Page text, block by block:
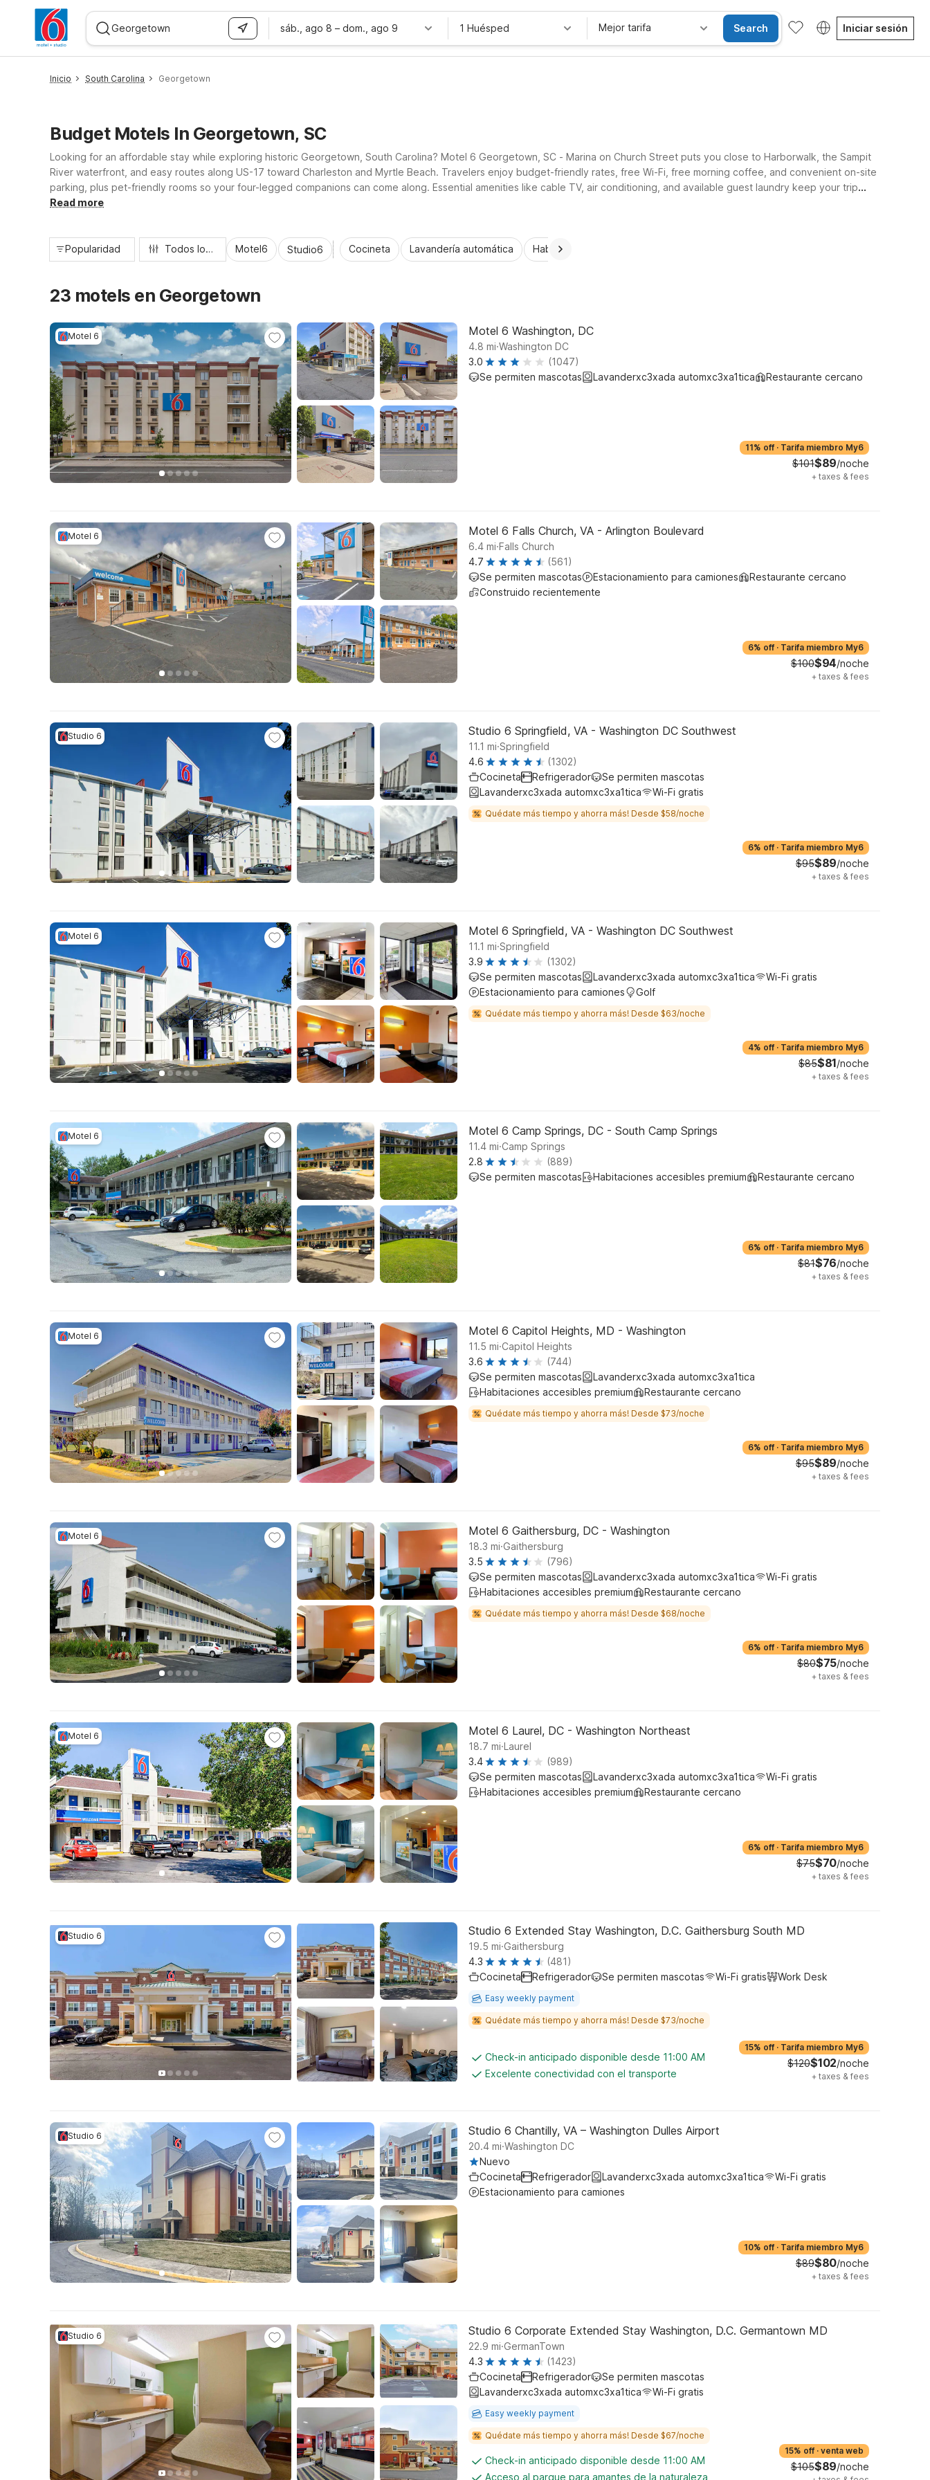
sáb., ago 8 – dom., ago 9 1 Huésped Mejor tarifa Search Iniciar sesión
Inicio South Carolina Georgetown
Budget Motels In Georgetown, SC
Looking for an affordable stay while exploring historic Georgetown, South Carolina? Motel 6 Georgetown, SC - Marina on Church Street puts you close to Harborwalk, the Sampit
River waterfront, and easy routes along US-17 toward Charleston and Myrtle Beach. Travelers enjoy budget-friendly rates, free Wi-Fi, free morning coffee, and convenient on-site
parking, plus pet-friendly rooms so your four-legged companions can come along. Essential amenities like cable TV, air conditioning, and available guest laundry keep your trip
simple and comfortable. Need a longer stay? Consider nearby Studio 6 Extended Stay - Myrtle Beach, SC, offering kitchenettes and extra space.
Read more
Popularidad Todos los filtros Motel6 Studio6 Cocineta Lavandería automática Habitaciones accesibles
23 motels en Georgetown
Motel 6 Motel 6 Washington, DC
4.8 mi.Washington DC
3.0
(1047)
Se permiten mascotas
Lavanderxc3xada automxc3xa1tica Restaurante cercano
11% off · Tarifa miembro My6
$101$89/noche
+ taxes & fees
Motel 6 Motel 6 Falls Church, VA - Arlington Boulevard
6.4 mi.Falls Church
4.7
(561)
Se permiten mascotas
Estacionamiento para camiones
Restaurante cercano
Construido recientemente
6% off · Tarifa miembro My6
$100$94/noche
+ taxes & fees
Studio 6 Studio 6 Springfield, VA - Washington DC Southwest
11.1 mi.Springfield
4.6
(1302)
Cocineta
Refrigerador
Se permiten mascotas
Lavanderxc3xada automxc3xa1tica
Wi-Fi gratis
Quédate más tiempo y ahorra más! Desde $58/noche
6% off · Tarifa miembro My6
$95$89/noche
+ taxes & fees
Motel 6 Motel 6 Springfield, VA - Washington DC Southwest
11.1 mi.Springfield
3.9
(1302)
Se permiten mascotas
Lavanderxc3xada automxc3xa1tica
Wi-Fi gratis
Estacionamiento para camiones
Golf
Quédate más tiempo y ahorra más! Desde $63/noche
4% off · Tarifa miembro My6
$85$81/noche
+ taxes & fees
Motel 6 Motel 6 Camp Springs, DC - South Camp Springs
11.4 mi.Camp Springs
2.8
(889)
Se permiten mascotas
Habitaciones accesibles premium Restaurante cercano
6% off · Tarifa miembro My6
$81$76/noche
+ taxes & fees
Motel 6 Motel 6 Capitol Heights, MD - Washington
11.5 mi.Capitol Heights
3.6
(744)
Se permiten mascotas
Lavanderxc3xada automxc3xa1tica
Habitaciones accesibles premium
Restaurante cercano
Quédate más tiempo y ahorra más! Desde $73/noche
6% off · Tarifa miembro My6
$95$89/noche
+ taxes & fees
Motel 6 Motel 6 Gaithersburg, DC - Washington
18.3 mi.Gaithersburg
3.5
(796)
Se permiten mascotas
Lavanderxc3xada automxc3xa1tica
Wi-Fi gratis
Habitaciones accesibles premium
Restaurante cercano
Quédate más tiempo y ahorra más! Desde $68/noche
6% off · Tarifa miembro My6
$80$75/noche
+ taxes & fees
Motel 6 Motel 6 Laurel, DC - Washington Northeast
18.7 mi.Laurel
3.4
(989)
Se permiten mascotas
Lavanderxc3xada automxc3xa1tica
Wi-Fi gratis
Habitaciones accesibles premium
Restaurante cercano
6% off · Tarifa miembro My6
$75$70/noche
+ taxes & fees
Studio 6 Studio 6 Extended Stay Washington, D.C. Gaithersburg South MD
19.5 mi.Gaithersburg
4.3
(481)
Cocineta
Refrigerador Se permiten mascotas Wi-Fi gratis Work Desk
Easy weekly payment
Quédate más tiempo y ahorra más! Desde $73/noche
Check-in anticipado disponible desde 11:00 AM
Excelente conectividad con el transporte
15% off · Tarifa miembro My6
$120$102/noche
+ taxes & fees
Studio 6 Studio 6 Chantilly, VA – Washington Dulles Airport
20.4 mi.Washington DC
Nuevo
Cocineta
Refrigerador Lavanderxc3xada automxc3xa1tica
Wi-Fi gratis
Estacionamiento para camiones
10% off · Tarifa miembro My6
$89$80/noche
+ taxes & fees
Studio 6 Studio 6 Corporate Extended Stay Washington, D.C. Germantown MD
22.9 mi.GermanTown
4.3
(1423)
Cocineta
Refrigerador
Se permiten mascotas
Lavanderxc3xada automxc3xa1tica
Wi-Fi gratis
Easy weekly payment
Quédate más tiempo y ahorra más! Desde $67/noche
Check-in anticipado disponible desde 11:00 AM
Acceso al parque para amantes de la naturaleza
15% off · venta web
$105$89/noche